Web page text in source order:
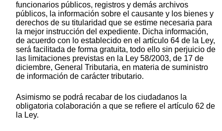
funcionarios públicos, registros y demás archivos
públicos, la información sobre el causante y los bienes y
derechos de su titularidad que se estime necesaria para
la mejor instrucción del expediente. Dicha información,
de acuerdo con lo establecido en el artículo 64 de la Ley,
será facilitada de forma gratuita, todo ello sin perjuicio de
las limitaciones previstas en la Ley 58/2003, de 17 de
diciembre, General Tributaria, en materia de suministro
de información de carácter tributario.
Asimismo se podrá recabar de los ciudadanos la
obligatoria colaboración a que se refiere el artículo 62 de
la Ley.